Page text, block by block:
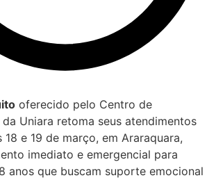
oferecido pelo Centro de
Uniara retoma seus atendimentos
e 19 de março, em Araraquara,
imediato e emergencial para
anos que buscam suporte emocional